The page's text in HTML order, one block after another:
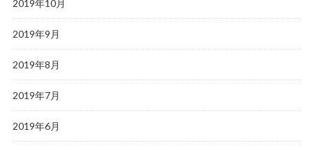
2019年10月
2019年9月
2019年8月
2019年7月
2019年6月